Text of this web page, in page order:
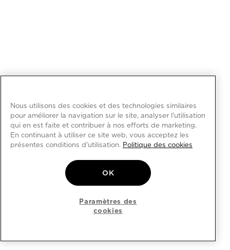
Nous utilisons des cookies et des technologies similaires
pour améliorer la navigation sur le site, analyser l'utilisation
qui en est faite et contribuer à nos efforts de marketing.
En continuant à utiliser ce site web, vous acceptez les
présentes conditions d'utilisation. Politique des cookies
OK
Paramètres des
cookies